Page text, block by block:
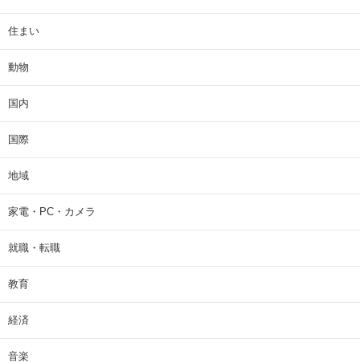
住まい
動物
国内
国際
地域
家電・PC・カメラ
就職・転職
教育
経済
音楽